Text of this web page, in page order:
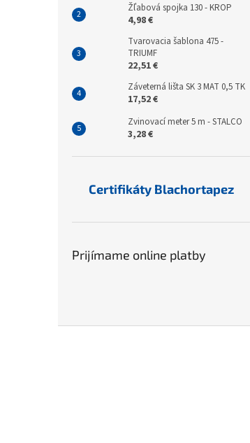
Žľabová spojka 130 - KROP
4,98 €
Tvarovacia šablona 475 -
TRIUMF
22,51 €
Záveterná lišta SK 3 MAT 0,5 TK
17,52 €
Zvinovací meter 5 m - STALCO
3,28 €
Certifikáty Blachortapez
Prijímame online platby